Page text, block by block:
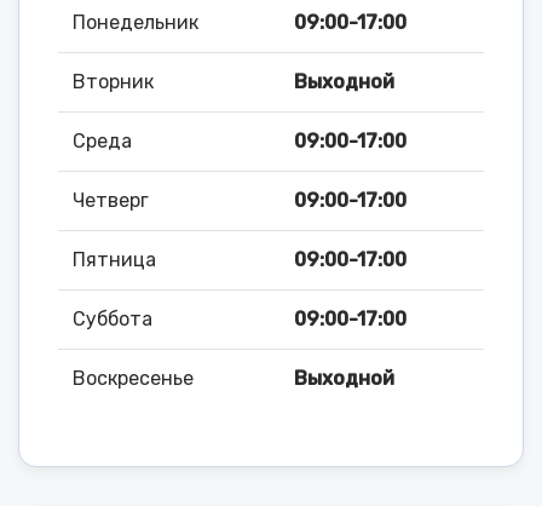
Понедельник 09:00-17:00
Вторник Выходной
Среда 09:00-17:00
Четверг 09:00-17:00
Пятница 09:00-17:00
Суббота 09:00-17:00
Воскресенье Выходной